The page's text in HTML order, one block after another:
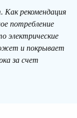
рекомендация
потребление
электрические
и покрывает
за счет